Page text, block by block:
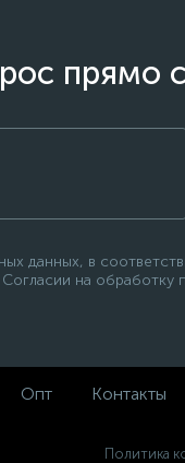
прямо
данных, в
на обработку
Опт Контакты
Политика